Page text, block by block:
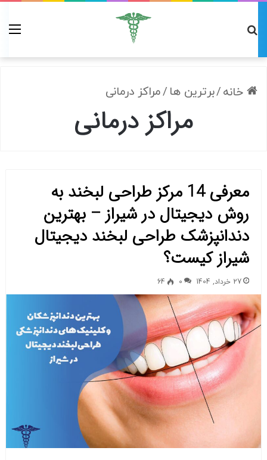
خانه/برترین ها /مراکز درمانی
مراکز درمانی
معرفی 14 مرکز طراحی لبخند به
روش دیجیتال در شیراز – بهترین
دندانپزشک طراحی لبخند دیجیتال
شیراز کیست؟
27 خرداد, 1404 0
64